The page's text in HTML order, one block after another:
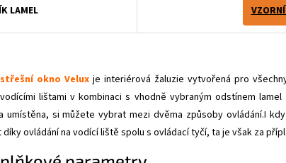
LAMEL
střešní okno Veluxje interiérová žaluzie vytvořená pro
lištami v kombinaci s vhodně vybraným odstínem
umístěna, si můžete vybrat mezi dvěma způsoby ovládání.I
díky ovládání na vodící liště spolu s ovládací tyčí, ta je však za